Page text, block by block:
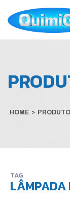
HOME >
TAG
LÂMPADA